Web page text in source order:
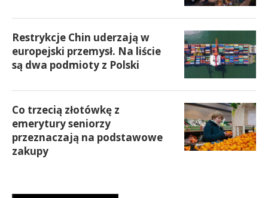
Restrykcje Chin uderzają w
europejski przemysł. Na liście
są dwa podmioty z Polski
Co trzecią złotówkę z
emerytury seniorzy
przeznaczają na podstawowe
zakupy